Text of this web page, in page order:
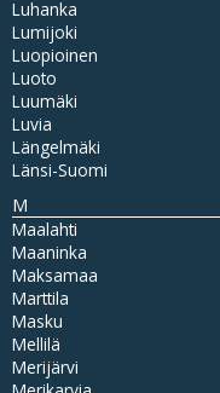
Luhanka
Lumijoki
Luopioinen
Luoto
Luumäki
Luvia
Längelmäki
Länsi-Suomi
M
Maalahti
Maaninka
Maksamaa
Marttila
Masku
Mellilä
Merijärvi